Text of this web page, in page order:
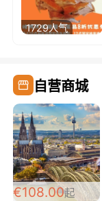
1729人气
自营商城
€108.00起